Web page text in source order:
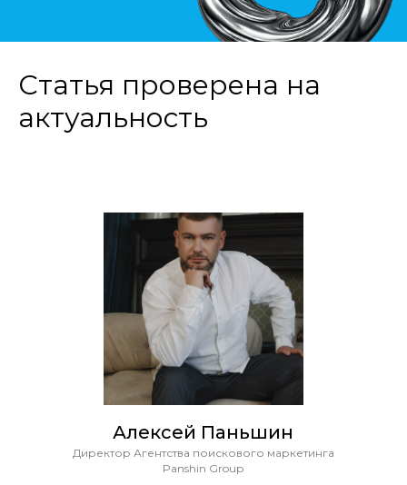
Статья проверена на
актуальность
Алексей Паньшин
Директор Агентства поискового маркетинга
Panshin Group